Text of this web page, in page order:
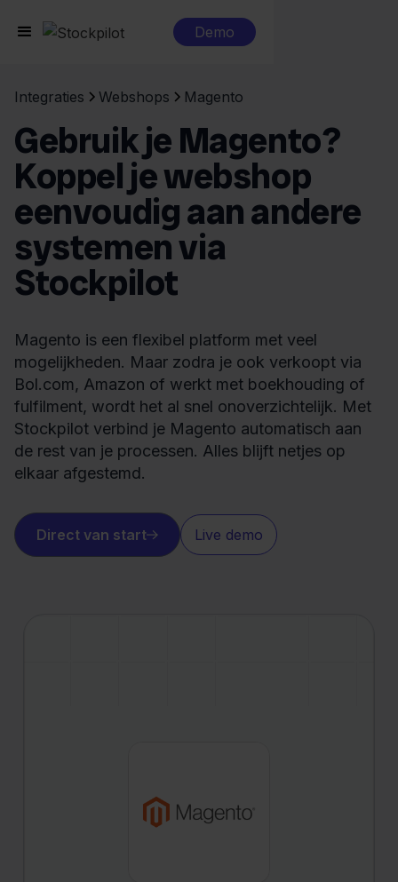
Demo
Integraties Webshops Magento
Gebruik je Magento?
Koppel je webshop
eenvoudig aan andere
systemen via
Stockpilot
Magento is een flexibel platform met veel
mogelijkheden. Maar zodra je ook verkoopt via
Bol.com, Amazon of werkt met boekhouding of
fulfilment, wordt het al snel onoverzichtelijk. Met
Stockpilot verbind je Magento automatisch aan
de rest van je processen. Alles blijft netjes op
elkaar afgestemd.
Direct van start Live demo